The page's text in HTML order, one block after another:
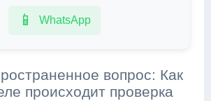
📱 WhatsApp
вопрос: Как
происходит проверка